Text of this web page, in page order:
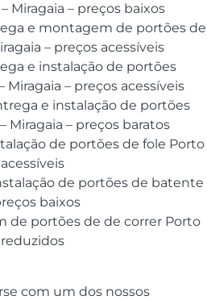
Miragaia – preços baixos
e montagem de portões de
– preços acessíveis
e instalação de portões
Miragaia – preços acessíveis
e instalação de portões
Miragaia – preços baratos
de portões de fole Porto
de portões de batente
baixos
de portões de de correr Porto
reduzidos
com um dos nossos